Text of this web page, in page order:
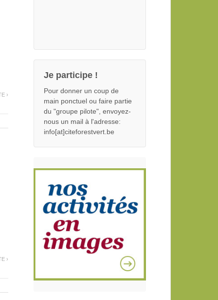
›
›
Je participe !
Pour donner un coup de
main ponctuel ou faire partie
du "groupe pilote", envoyez-
nous un mail à l'adresse:
info[at]citeforestvert.be